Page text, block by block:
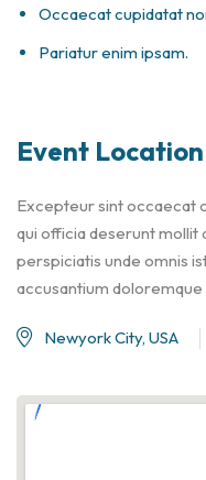
Occaecat cupidatat
Pariatur enim ipsam.
Event Location
Excepteur sint occaecat
qui officia deserunt mollit
perspiciatis unde omnis
accusantium
Newyork City, USA